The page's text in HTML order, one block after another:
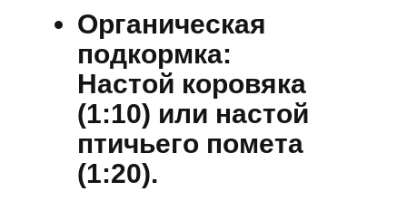
Органическая
подкормка:
Настой коровяка
(1:10) или настой
птичьего помета
(1:20).